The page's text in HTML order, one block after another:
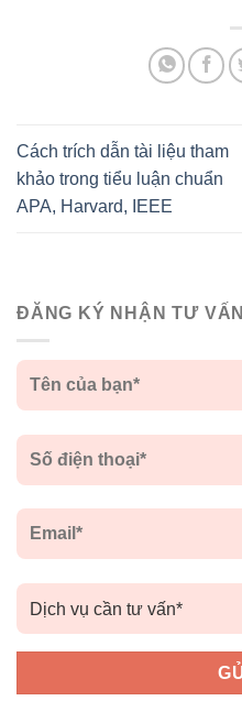
Cách trích dẫn tài liệu tham
khảo trong tiểu luận chuẩn
APA, Harvard, IEEE
ĐĂNG KÝ NHẬN TƯ VẤN